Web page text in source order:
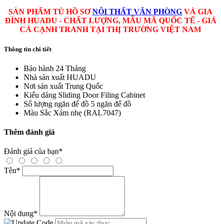
SẢN PHẨM TỦ HỒ SƠNỘI THẤT VĂN PHÒNG VÀ GIA
ĐÌNH HUADU - CHẤT LƯỢNG, MẪU MÃ QUỐC TẾ - GIÁ
CẢ CẠNH TRANH TẠI THỊ TRƯỜNG VIỆT NAM
Thông tin chi tiết
Bảo hành 24 Tháng
Nhà sản xuất HUADU
Nơi sản xuất Trung Quốc
Kiểu dáng Sliding Door Filing Cabinet
Số lượng ngăn để đồ 5 ngăn để đồ
Màu Sắc Xám nhẹ (RAL7047)
Thêm đánh giá
Đánh giá của bạn*
Tên*
Nội dung*